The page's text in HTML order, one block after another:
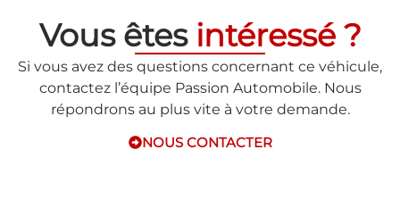
Vous êtes intéressé ?
Si vous avez des questions concernant ce véhicule,
contactez l’équipe Passion Automobile. Nous
répondrons au plus vite à votre demande.
NOUS CONTACTER